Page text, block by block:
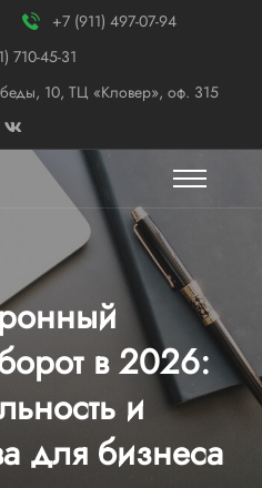
+7 (911) 497-07-94
710-45-31
10, ТЦ «Кловер», оф. 315
в 2026:
и
для бизнеса